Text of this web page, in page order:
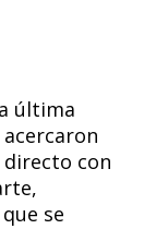
última
con
se